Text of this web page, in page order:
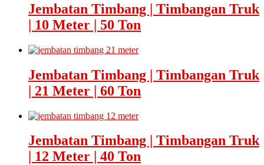
Jembatan Timbang | Timbangan Truk
| 10 Meter | 50 Ton
Jembatan Timbang | Timbangan Truk
| 21 Meter | 60 Ton
Jembatan Timbang | Timbangan Truk
| 12 Meter | 40 Ton